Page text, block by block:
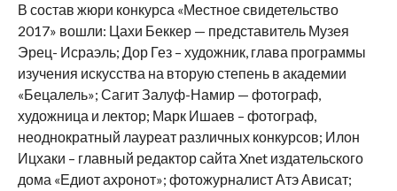
В состав жюри конкурса «Местное свидетельство
2017» вошли: Цахи Беккер — представитель Музея
Эрец- Исраэль; Дор Гез – художник, глава программы
изучения искусства на вторую степень в академии
«Бецалель»; Сагит Залуф-Намир — фотограф,
художница и лектор; Марк Ишаев – фотограф,
неоднократный лауреат различных конкурсов; Илон
Ицхаки – главный редактор сайта Xnet издательского
дома «Едиот ахронот»; фотожурналист Атэ Ависат;